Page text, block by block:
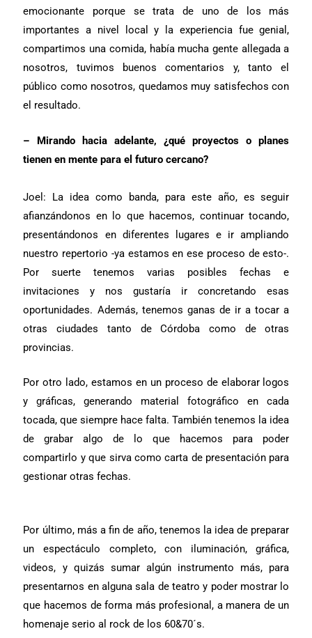
emocionante porque se trata de uno de los más
importantes a nivel local y la experiencia fue genial,
compartimos una comida, había mucha gente allegada a
nosotros, tuvimos buenos comentarios y, tanto el
público como nosotros, quedamos muy satisfechos con
el resultado.
– Mirando hacia adelante, ¿qué proyectos o planes
tienen en mente para el futuro cercano?
Joel: La idea como banda, para este año, es seguir
afianzándonos en lo que hacemos, continuar tocando,
presentándonos en diferentes lugares e ir ampliando
nuestro repertorio -ya estamos en ese proceso de esto-.
Por suerte tenemos varias posibles fechas e
invitaciones y nos gustaría ir concretando esas
oportunidades. Además, tenemos ganas de ir a tocar a
otras ciudades tanto de Córdoba como de otras
provincias.
Por otro lado, estamos en un proceso de elaborar logos
y gráficas, generando material fotográfico en cada
tocada, que siempre hace falta. También tenemos la idea
de grabar algo de lo que hacemos para poder
compartirlo y que sirva como carta de presentación para
gestionar otras fechas.
Por último, más a fin de año, tenemos la idea de preparar
un espectáculo completo, con iluminación, gráfica,
videos, y quizás sumar algún instrumento más, para
presentarnos en alguna sala de teatro y poder mostrar lo
que hacemos de forma más profesional, a manera de un
homenaje serio al rock de los 60&70´s.